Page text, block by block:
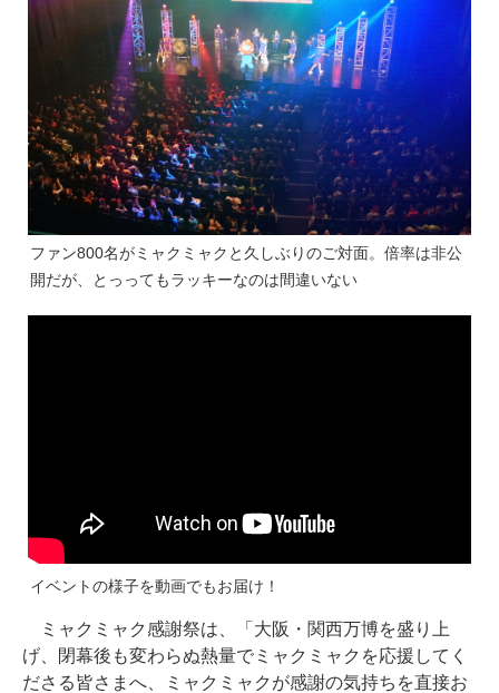
ファン800名がミャクミャクと久しぶりのご対面。倍率は非公
開だが、とっってもラッキーなのは間違いない
イベントの様子を動画でもお届け！
ミャクミャク感謝祭は、「大阪・関西万博を盛り上
げ、閉幕後も変わらぬ熱量でミャクミャクを応援してく
ださる皆さまへ、ミャクミャクが感謝の気持ちを直接お